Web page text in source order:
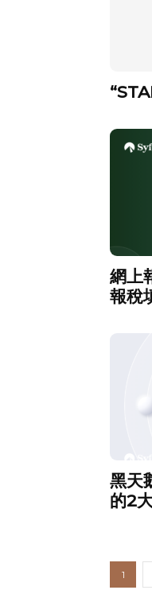
網上
報稅
黑天
的2
1